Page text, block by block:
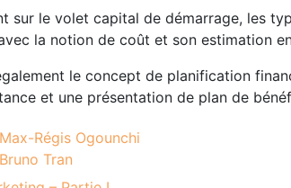
sur le volet capital de démarrage, les
la notion de coût et son estimation
le concept de planification
et une présentation de plan de
Max-Régis Ogounchi
Bruno Tran